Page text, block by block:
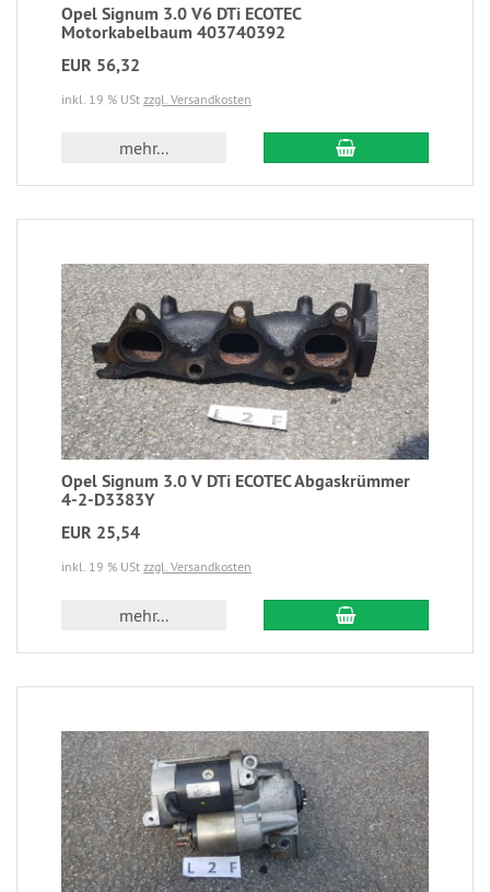
Opel Signum 3.0 V6 DTi ECOTEC
Motorkabelbaum 403740392
EUR 56,32
inkl. 19 % USt zzgl. Versandkosten
mehr...
Opel Signum 3.0 V DTi ECOTEC Abgaskrümmer
4-2-D3383Y
EUR 25,54
inkl. 19 % USt zzgl. Versandkosten
mehr...